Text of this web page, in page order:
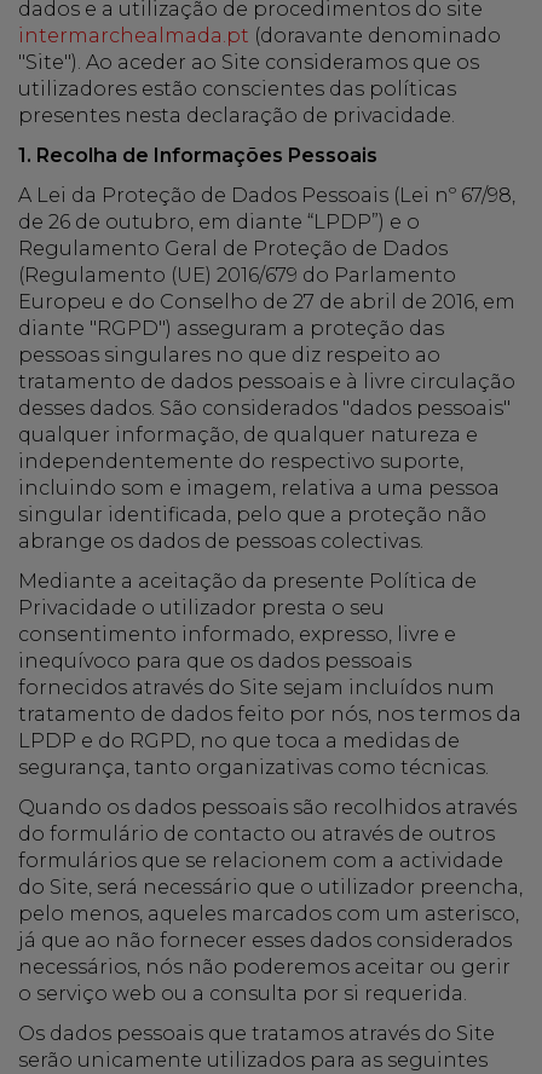
dados e a utilização de procedimentos do site
intermarchealmada.pt (doravante denominado
"Site"). Ao aceder ao Site consideramos que os
utilizadores estão conscientes das políticas
presentes nesta declaração de privacidade.
1. Recolha de Informações Pessoais
A Lei da Proteção de Dados Pessoais (Lei nº 67/98,
de 26 de outubro, em diante “LPDP”) e o
Regulamento Geral de Proteção de Dados
(Regulamento (UE) 2016/679 do Parlamento
Europeu e do Conselho de 27 de abril de 2016, em
diante "RGPD") asseguram a proteção das
pessoas singulares no que diz respeito ao
tratamento de dados pessoais e à livre circulação
desses dados. São considerados "dados pessoais"
qualquer informação, de qualquer natureza e
independentemente do respectivo suporte,
incluindo som e imagem, relativa a uma pessoa
singular identificada, pelo que a proteção não
abrange os dados de pessoas colectivas.
Mediante a aceitação da presente Política de
Privacidade o utilizador presta o seu
consentimento informado, expresso, livre e
inequívoco para que os dados pessoais
fornecidos através do Site sejam incluídos num
tratamento de dados feito por nós, nos termos da
LPDP e do RGPD, no que toca a medidas de
segurança, tanto organizativas como técnicas.
Quando os dados pessoais são recolhidos através
do formulário de contacto ou através de outros
formulários que se relacionem com a actividade
do Site, será necessário que o utilizador preencha,
pelo menos, aqueles marcados com um asterisco,
já que ao não fornecer esses dados considerados
necessários, nós não poderemos aceitar ou gerir
o serviço web ou a consulta por si requerida.
Os dados pessoais que tratamos através do Site
serão unicamente utilizados para as seguintes